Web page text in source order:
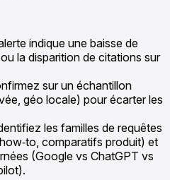
indique une baisse de
la disparition de citations sur
sur un échantillon
géo locale) pour écarter les
les familles de requêtes
comparatifs produit) et
(Google vs ChatGPT vs